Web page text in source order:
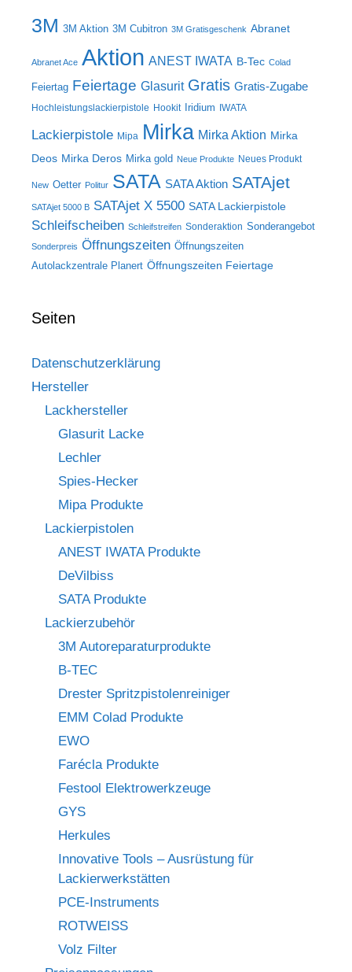
3M 3M Aktion 3M Cubitron 3M Gratisgeschenk Abranet
Abranet Ace Aktion ANEST IWATA B-Tec Colad
Feiertag Feiertage Glasurit Gratis Gratis-Zugabe
Hochleistungslackierpistole Hookit Iridium IWATA
Lackierpistole Mipa Mirka Mirka Aktion Mirka
Deos Mirka Deros Mirka gold Neue Produkte Neues Produkt
New Oetter Politur SATA SATA Aktion SATAjet
SATAjet 5000 B SATAjet X 5500 SATA Lackierpistole
Schleifscheiben Schleifstreifen Sonderaktion Sonderangebot
Sonderpreis Öffnungszeiten Öffnungszeiten
Autolackzentrale Planert Öffnungszeiten Feiertage
Seiten
Datenschutzerklärung
Hersteller
Lackhersteller
Glasurit Lacke
Lechler
Spies-Hecker
Mipa Produkte
Lackierpistolen
ANEST IWATA Produkte
DeVilbiss
SATA Produkte
Lackierzubehör
3M Autoreparaturprodukte
B-TEC
Drester Spritzpistolenreiniger
EMM Colad Produkte
EWO
Farécla Produkte
Festool Elektrowerkzeuge
GYS
Herkules
Innovative Tools – Ausrüstung für
Lackierwerkstätten
PCE-Instruments
ROTWEISS
Volz Filter